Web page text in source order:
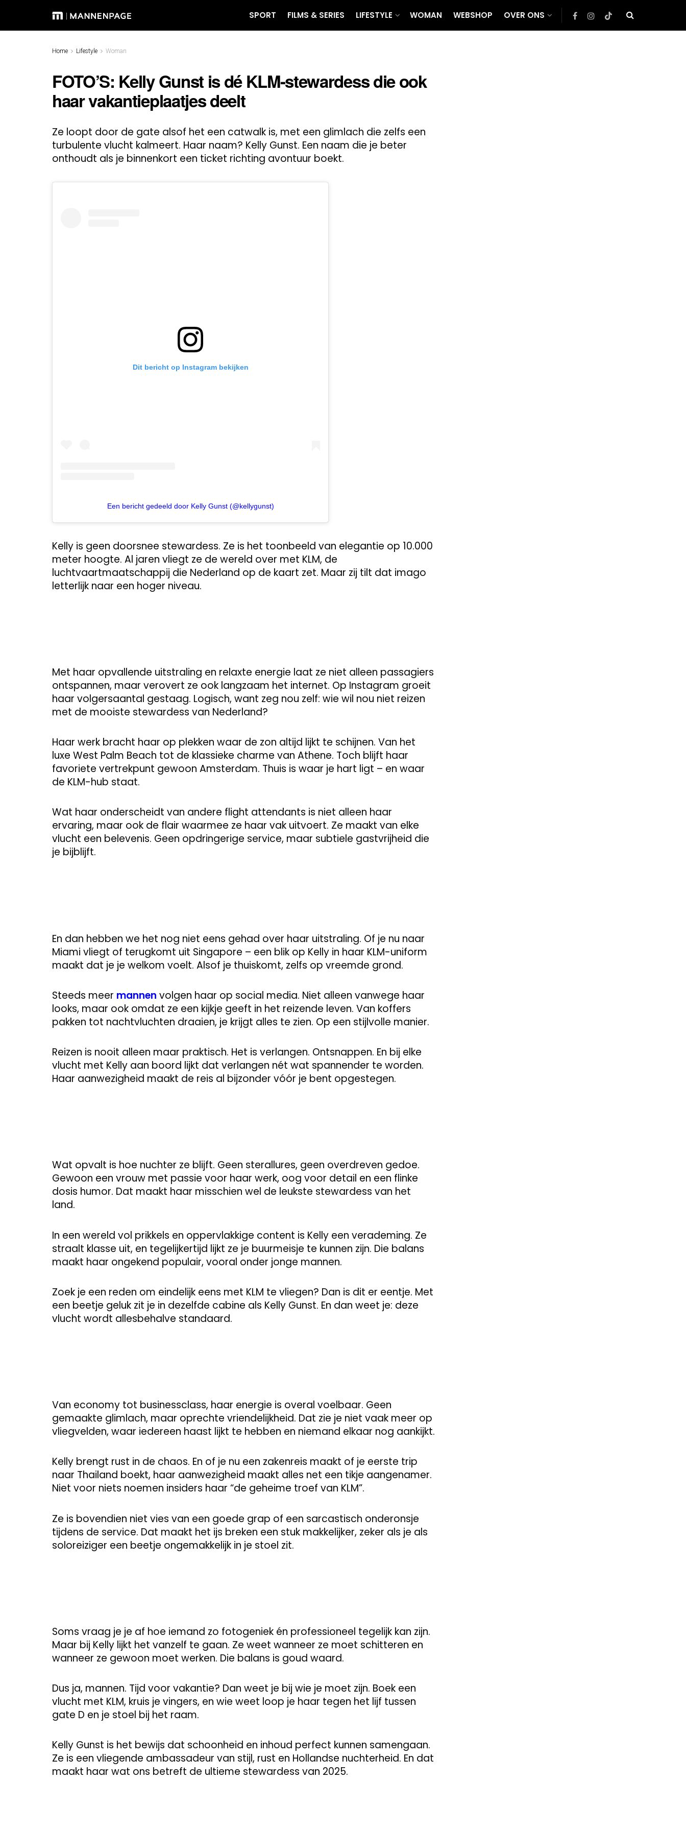
SPORT FILMS & SERIES LIFESTYLE WOMAN WEBSHOP OVER ONS
Home Lifestyle Woman
FOTO’S: Kelly Gunst is dé KLM-stewardess die ook
haar vakantieplaatjes deelt
Ze loopt door de gate alsof het een catwalk is, met een glimlach die zelfs een
turbulente vlucht kalmeert. Haar naam? Kelly Gunst. Een naam die je beter
onthoudt als je binnenkort een ticket richting avontuur boekt.
Dit bericht op Instagram bekijken
Een bericht gedeeld door Kelly Gunst (@kellygunst)
Kelly is geen doorsnee stewardess. Ze is het toonbeeld van elegantie op 10.000
meter hoogte. Al jaren vliegt ze de wereld over met KLM, de
luchtvaartmaatschappij die Nederland op de kaart zet. Maar zij tilt dat imago
letterlijk naar een hoger niveau.
Met haar opvallende uitstraling en relaxte energie laat ze niet alleen passagiers
ontspannen, maar verovert ze ook langzaam het internet. Op Instagram groeit
haar volgersaantal gestaag. Logisch, want zeg nou zelf: wie wil nou niet reizen
met de mooiste stewardess van Nederland?
Haar werk bracht haar op plekken waar de zon altijd lijkt te schijnen. Van het
luxe West Palm Beach tot de klassieke charme van Athene. Toch blijft haar
favoriete vertrekpunt gewoon Amsterdam. Thuis is waar je hart ligt – en waar
de KLM-hub staat.
Wat haar onderscheidt van andere flight attendants is niet alleen haar
ervaring, maar ook de flair waarmee ze haar vak uitvoert. Ze maakt van elke
vlucht een belevenis. Geen opdringerige service, maar subtiele gastvrijheid die
je bijblijft.
En dan hebben we het nog niet eens gehad over haar uitstraling. Of je nu naar
Miami vliegt of terugkomt uit Singapore – een blik op Kelly in haar KLM-uniform
maakt dat je je welkom voelt. Alsof je thuiskomt, zelfs op vreemde grond.
Steeds meer mannen volgen haar op social media. Niet alleen vanwege haar
looks, maar ook omdat ze een kijkje geeft in het reizende leven. Van koffers
pakken tot nachtvluchten draaien, je krijgt alles te zien. Op een stijlvolle manier.
Reizen is nooit alleen maar praktisch. Het is verlangen. Ontsnappen. En bij elke
vlucht met Kelly aan boord lijkt dat verlangen nét wat spannender te worden.
Haar aanwezigheid maakt de reis al bijzonder vóór je bent opgestegen.
Wat opvalt is hoe nuchter ze blijft. Geen sterallures, geen overdreven gedoe.
Gewoon een vrouw met passie voor haar werk, oog voor detail en een flinke
dosis humor. Dat maakt haar misschien wel de leukste stewardess van het
land.
In een wereld vol prikkels en oppervlakkige content is Kelly een verademing. Ze
straalt klasse uit, en tegelijkertijd lijkt ze je buurmeisje te kunnen zijn. Die balans
maakt haar ongekend populair, vooral onder jonge mannen.
Zoek je een reden om eindelijk eens met KLM te vliegen? Dan is dit er eentje. Met
een beetje geluk zit je in dezelfde cabine als Kelly Gunst. En dan weet je: deze
vlucht wordt allesbehalve standaard.
Van economy tot businessclass, haar energie is overal voelbaar. Geen
gemaakte glimlach, maar oprechte vriendelijkheid. Dat zie je niet vaak meer op
vliegvelden, waar iedereen haast lijkt te hebben en niemand elkaar nog aankijkt.
Kelly brengt rust in de chaos. En of je nu een zakenreis maakt of je eerste trip
naar Thailand boekt, haar aanwezigheid maakt alles net een tikje aangenamer.
Niet voor niets noemen insiders haar “de geheime troef van KLM”.
Ze is bovendien niet vies van een goede grap of een sarcastisch onderonsje
tijdens de service. Dat maakt het ijs breken een stuk makkelijker, zeker als je als
soloreiziger een beetje ongemakkelijk in je stoel zit.
Soms vraag je je af hoe iemand zo fotogeniek én professioneel tegelijk kan zijn.
Maar bij Kelly lijkt het vanzelf te gaan. Ze weet wanneer ze moet schitteren en
wanneer ze gewoon moet werken. Die balans is goud waard.
Dus ja, mannen. Tijd voor vakantie? Dan weet je bij wie je moet zijn. Boek een
vlucht met KLM, kruis je vingers, en wie weet loop je haar tegen het lijf tussen
gate D en je stoel bij het raam.
Kelly Gunst is het bewijs dat schoonheid en inhoud perfect kunnen samengaan.
Ze is een vliegende ambassadeur van stijl, rust en Hollandse nuchterheid. En dat
maakt haar wat ons betreft de ultieme stewardess van 2025.